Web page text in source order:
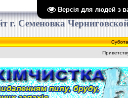
Версія для людей з
г. Семеновка